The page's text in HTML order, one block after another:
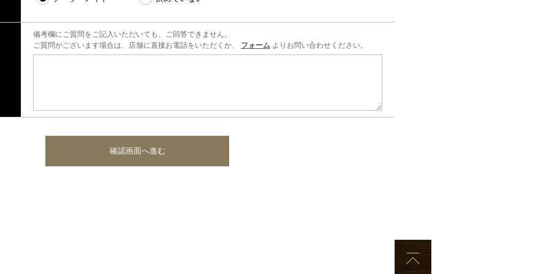
備考欄にご質問をご記入いただいても、ご回答できません。
ご質問がございます場合は、店舗に直接お電話をいただくか、 フォーム よりお問い合わせください。
確認画面へ進む